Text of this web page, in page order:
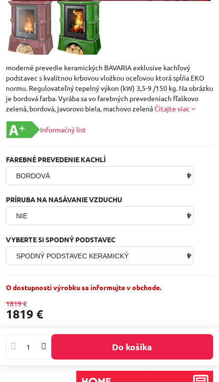
moderné prevedie keramických BAVARIA exklusive kachľový
podstavec s kvalitnou krbovou vložkou oceľovou ktorá spĺňa EKO
normu. Regulovateľný tepelný výkon (kW) 3,5-9 /150 kg. Na obrázku
je bordová farba. Vyrába sa vo farebných prevedeniach fľaškovo
zelená, bordová, javorovo biela, machovo zelenáČítajte viac
Informačný list
FAREBNÉ PREVEDENIE KACHLÍ
PRÍRUBA NA NASÁVANIE VZDUCHU
VYBERTE SI SPODNÝ PODSTAVEC
O dostupnosti výrobku sa informujte v obchode.
1819 €
1819 €
Do košíka